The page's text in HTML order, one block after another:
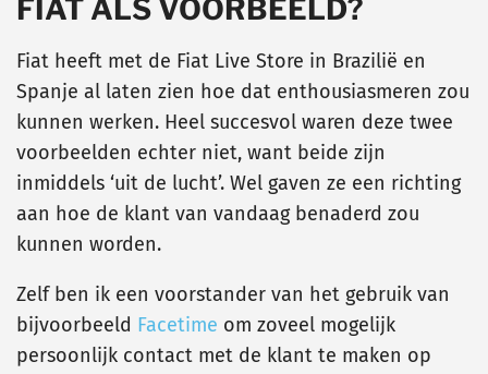
FIAT ALS VOORBEELD?
Fiat heeft met de Fiat Live Store in Brazilië en
Spanje al laten zien hoe dat enthousiasmeren zou
kunnen werken. Heel succesvol waren deze twee
voorbeelden echter niet, want beide zijn
inmiddels ‘uit de lucht’. Wel gaven ze een richting
aan hoe de klant van vandaag benaderd zou
kunnen worden.
Zelf ben ik een voorstander van het gebruik van
bijvoorbeeld Facetime om zoveel mogelijk
persoonlijk contact met de klant te maken op